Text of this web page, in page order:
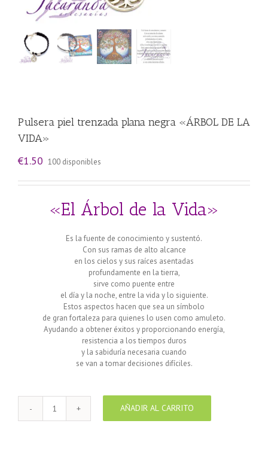
Pulsera piel trenzada plana negra «ÁRBOL DE LA
VIDA»
€1.50 100 disponibles
«El Árbol de la Vida»
Es la fuente de conocimiento y sustentó.
Con sus ramas de alto alcance
en los cielos y sus raíces asentadas
profundamente en la tierra,
sirve como puente entre
el día y la noche, entre la vida y lo siguiente.
Estos aspectos hacen que sea un símbolo
de gran fortaleza para quienes lo usen como amuleto.
Ayudando a obtener éxitos y proporcionando energía,
resistencia a los tiempos duros
y la sabiduría necesaria cuando
se van a tomar decisiones difíciles.
Pulsera
AÑADIR AL CARRITO